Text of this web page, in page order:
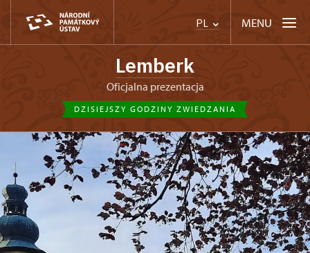
PL MENU
Lemberk
Oficjalna prezentacja
DZISIEJSZY GODZINY ZWIEDZANIA